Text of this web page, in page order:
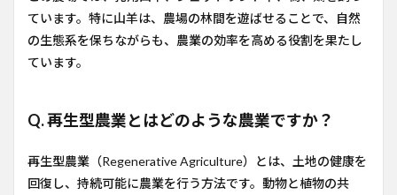
ています。特に山羊は、農場の林間を遊ばせることで、自然
の生態系を保ちながらも、農業の効率を高める役割を果たし
ています。
Q. 再生型農業とはどのような農業ですか？
再生型農業（Regenerative Agriculture）とは、土地の健康を
回復し、持続可能に農業を行う方法です。動物と植物の共